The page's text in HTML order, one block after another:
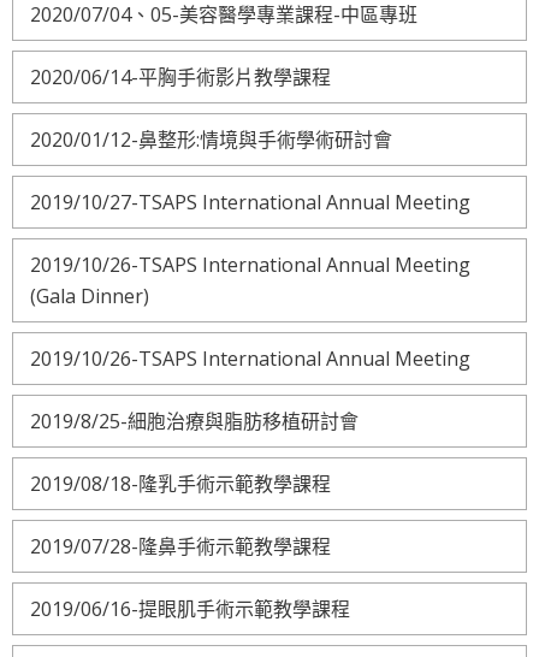
2020/07/04、05-美容醫學專業課程-中區專班
2020/06/14-平胸手術影片教學課程
2020/01/12-鼻整形:情境與手術學術研討會
2019/10/27-TSAPS International Annual Meeting
2019/10/26-TSAPS International Annual Meeting
(Gala Dinner)
2019/10/26-TSAPS International Annual Meeting
2019/8/25-細胞治療與脂肪移植研討會
2019/08/18-隆乳手術示範教學課程
2019/07/28-隆鼻手術示範教學課程
2019/06/16-提眼肌手術示範教學課程